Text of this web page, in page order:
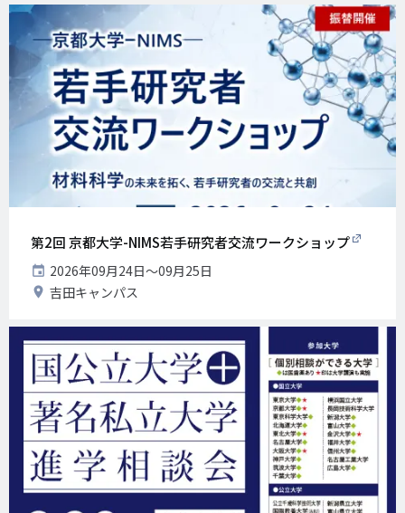
第2回 京都大学-NIMS若手研究者交流ワークショップ
開
催
日
2026年09月24日〜09月25日
開
地
吉田キャンパス